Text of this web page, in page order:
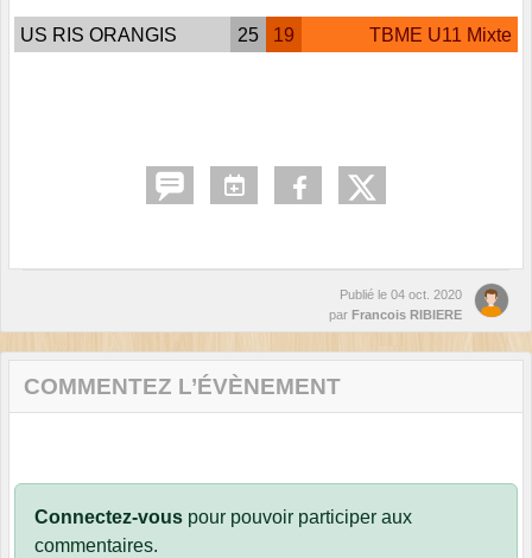
US RIS ORANGIS 25 19 TBME U11 Mixte
Publié le 04 oct. 2020
par Francois RIBIERE
COMMENTEZ L’ÉVÈNEMENT
Connectez-vous pour pouvoir participer aux
commentaires.